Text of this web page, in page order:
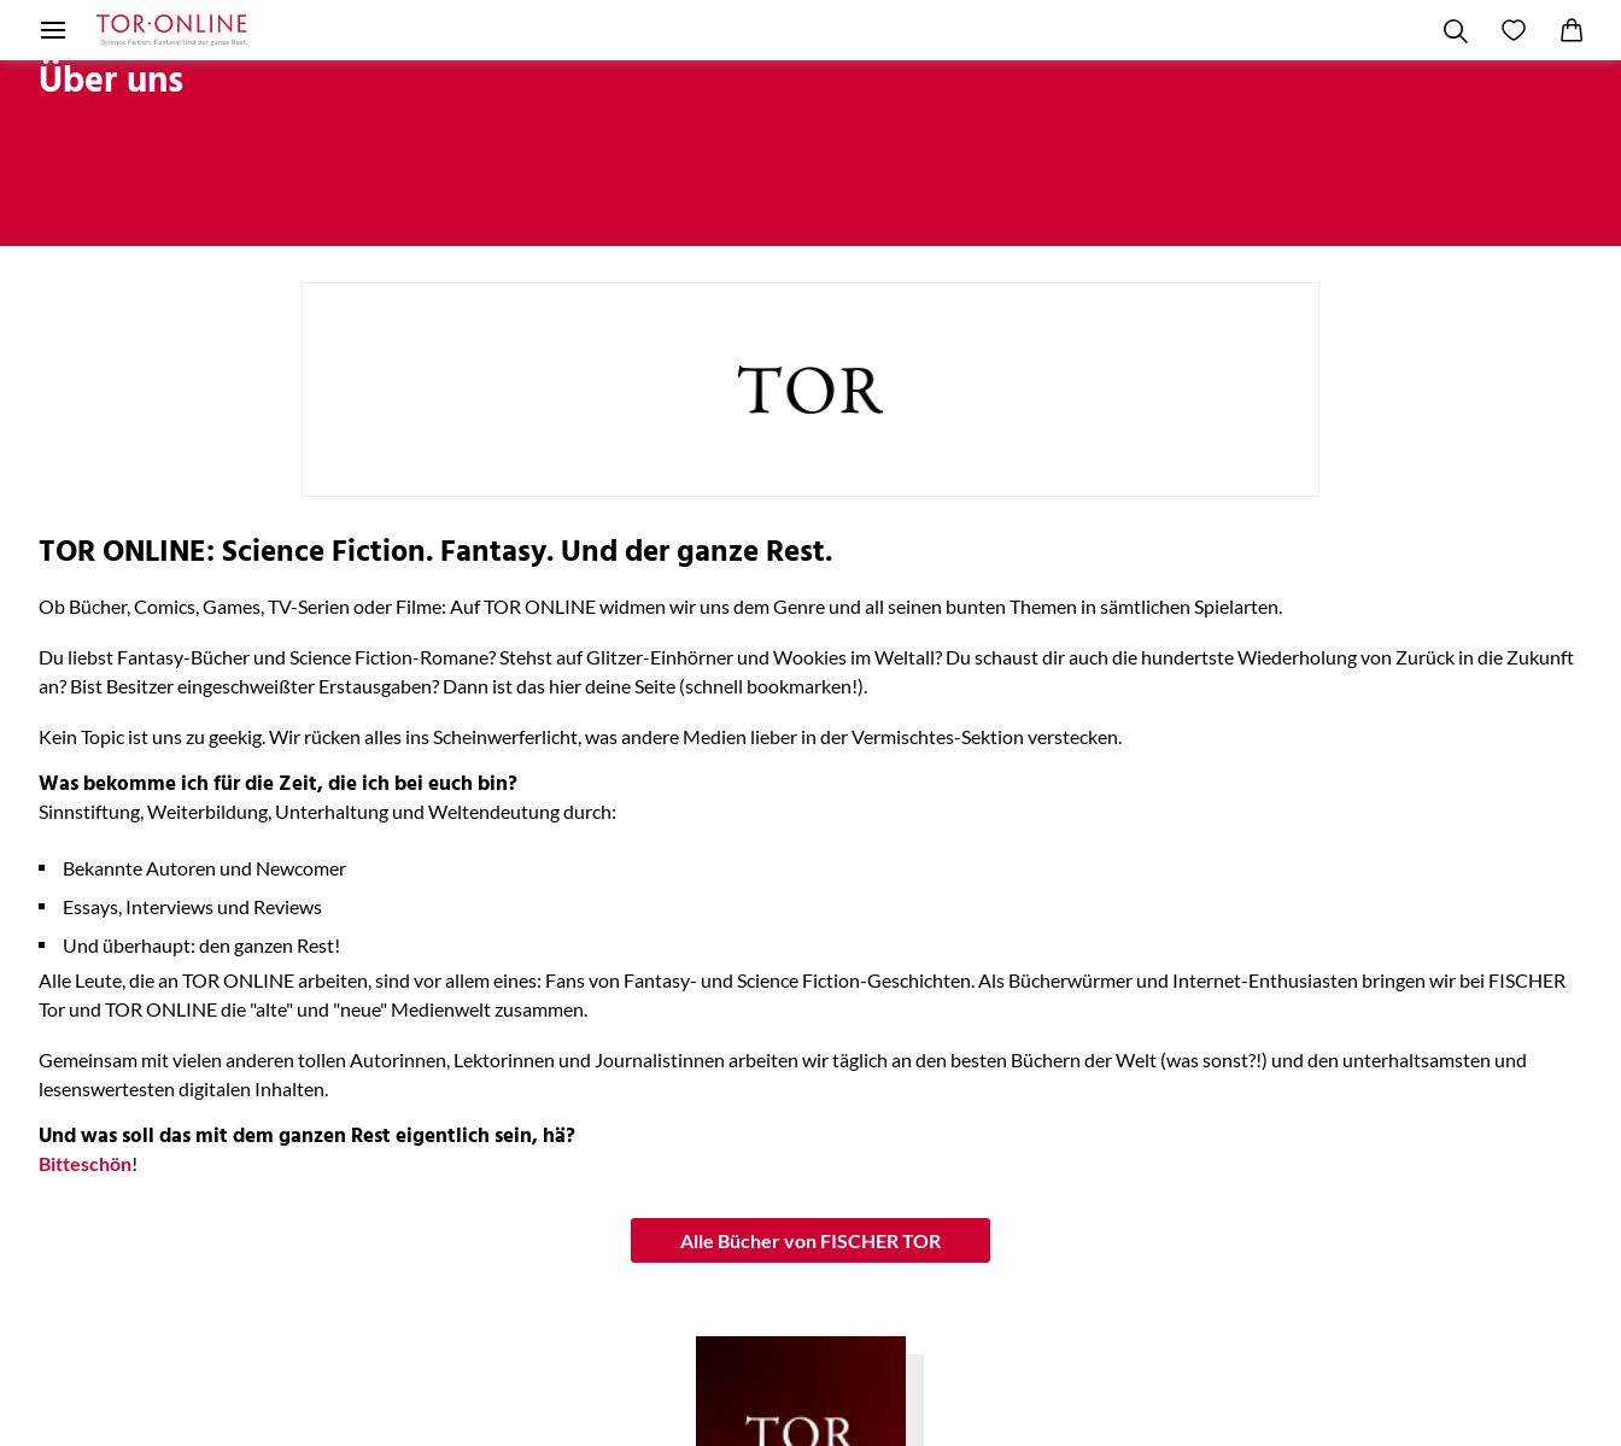
Über uns
TOR ONLINE: Science Fiction. Fantasy. Und der ganze Rest.
Ob Bücher, Comics, Games, TV-Serien oder Filme: Auf TOR ONLINE widmen wir uns dem Genre und all seinen bunten Themen in sämtlichen Spielarten.
Du liebst Fantasy-Bücher und Science Fiction-Romane? Stehst auf Glitzer-Einhörner und Wookies im Weltall? Du schaust dir auch die hundertste Wiederholung von Zurück in die Zukunft
an? Bist Besitzer eingeschweißter Erstausgaben? Dann ist das hier deine Seite (schnell bookmarken!).
Kein Topic ist uns zu geekig. Wir rücken alles ins Scheinwerferlicht, was andere Medien lieber in der Vermischtes-Sektion verstecken.
Was bekomme ich für die Zeit, die ich bei euch bin?
Sinnstiftung, Weiterbildung, Unterhaltung und Weltendeutung durch:
Bekannte Autoren und Newcomer
Essays, Interviews und Reviews
Und überhaupt: den ganzen Rest!
Alle Leute, die an TOR ONLINE arbeiten, sind vor allem eines: Fans von Fantasy- und Science Fiction-Geschichten. Als Bücherwürmer und Internet-Enthusiasten bringen wir bei FISCHER
Tor und TOR ONLINE die "alte" und "neue" Medienwelt zusammen.
Gemeinsam mit vielen anderen tollen Autorinnen, Lektorinnen und Journalistinnen arbeiten wir täglich an den besten Büchern der Welt (was sonst?!) und den unterhaltsamsten und
lesenswertesten digitalen Inhalten.
Und was soll das mit dem ganzen Rest eigentlich sein, hä?
Bitteschön!
Alle Bücher von FISCHER TOR